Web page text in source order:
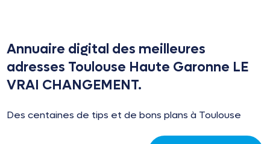
Annuaire digital des meilleures
adresses Toulouse Haute Garonne LE
VRAI CHANGEMENT.
Des centaines de tips et de bons plans à Toulouse